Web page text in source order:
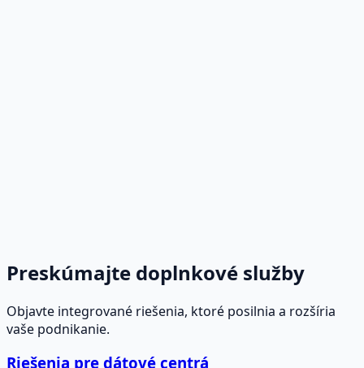
Preskúmajte doplnkové služby
Objavte integrované riešenia, ktoré posilnia a rozšíria
vaše podnikanie.
Riešenia pre dátové centrá